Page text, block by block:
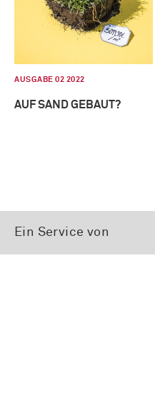
AUSGABE 02 2022
AUF SAND GEBAUT?
Ein Service von